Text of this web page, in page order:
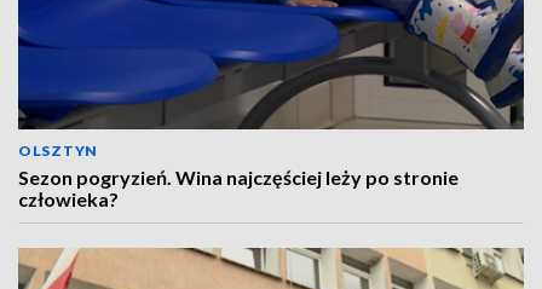
OLSZTYN
Sezon pogryzień. Wina najczęściej leży po stronie
człowieka?